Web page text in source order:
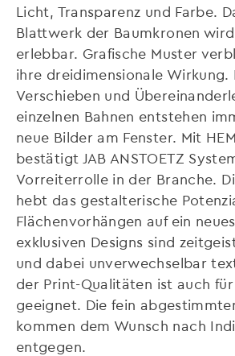
Licht, Transparenz und Farbe.
Blattwerk der Baumkronen
erlebbar. Grafische Muster
ihre dreidimensionale Wirkung.
Verschieben und
einzelnen Bahnen entstehen
neue Bilder am Fenster. Mit
bestätigt JAB ANSTOETZ
Vorreiterrolle in der Branche.
hebt das gestalterische
Flächenvorhängen auf ein
exklusiven Designs sind
und dabei unverwechselbar
der Print-Qualitäten ist auch für
geeignet. Die fein
kommen dem Wunsch nach
entgegen.